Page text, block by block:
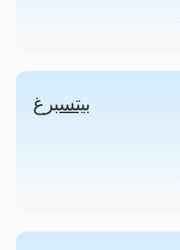
بيتسبرغ